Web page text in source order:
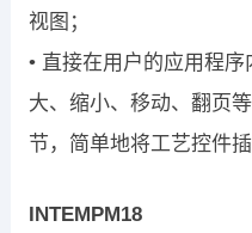
视图；
• 直接在用户的应用程
大、缩小、移动、翻页
节，简单地将工艺控件
INTEMPM18